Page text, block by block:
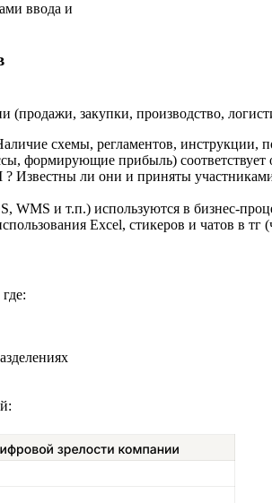
ввода и
закупки, производство,
схемы, регламентов, инструкции,
формирующие прибыль)
Известны ли они и приняты
и т.п.) используются в бизнес-
Excel, стикеров и чатов в тг